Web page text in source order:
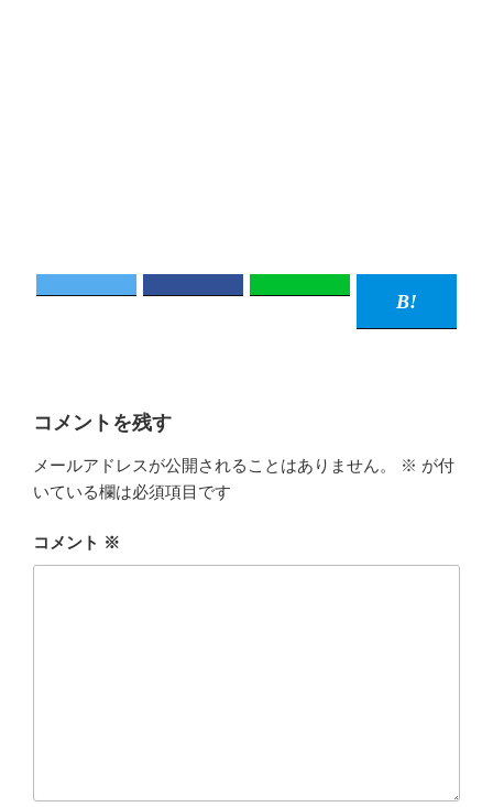
コメントを残す
メールアドレスが公開されることはありません。 ※ が付
いている欄は必須項目です
コメント ※